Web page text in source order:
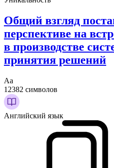
Общий взгляд
перспективе на
в производстве
принятия решений
Аа
12382 символов
Английский язык